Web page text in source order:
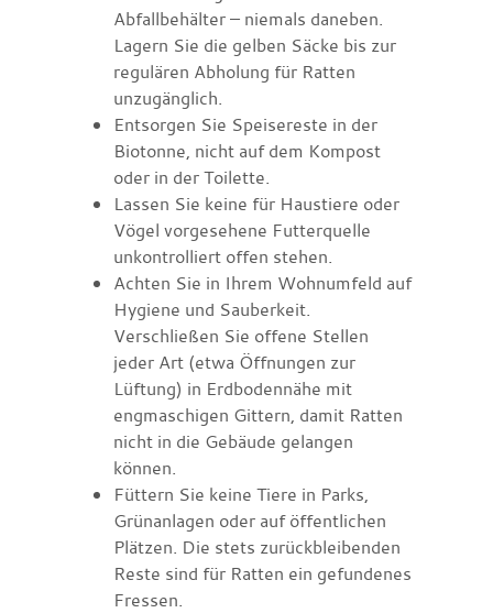
Abfallbehälter – niemals daneben.
Lagern Sie die gelben Säcke bis zur
regulären Abholung für Ratten
unzugänglich.
Entsorgen Sie Speisereste in der
Biotonne, nicht auf dem Kompost
oder in der Toilette.
Lassen Sie keine für Haustiere oder
Vögel vorgesehene Futterquelle
unkontrolliert offen stehen.
Achten Sie in Ihrem Wohnumfeld auf
Hygiene und Sauberkeit.
Verschließen Sie offene Stellen
jeder Art (etwa Öffnungen zur
Lüftung) in Erdbodennähe mit
engmaschigen Gittern, damit Ratten
nicht in die Gebäude gelangen
können.
Füttern Sie keine Tiere in Parks,
Grünanlagen oder auf öffentlichen
Plätzen. Die stets zurückbleibenden
Reste sind für Ratten ein gefundenes
Fressen.